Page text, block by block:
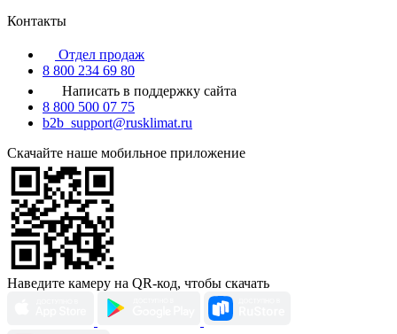
Контакты
Отдел продаж
8 800 234 69 80
Написать в поддержку сайта
8 800 500 07 75
b2b_support@rusklimat.ru
Скачайте наше мобильное приложение
Наведите камеру на QR-код, чтобы скачать